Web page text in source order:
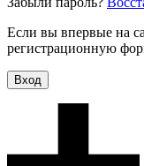
Если вы впервые на
регистрационную
Вход